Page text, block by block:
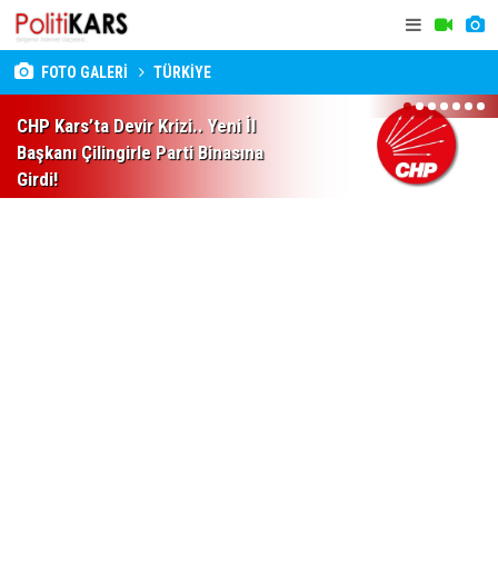
FOTO GALERİ TÜRKİYE
CHP Kars’ta Devir Krizi.. Yeni İl
Başkanı Çilingirle Parti Binasına
Girdi!
1 2 3 4 5 6 7